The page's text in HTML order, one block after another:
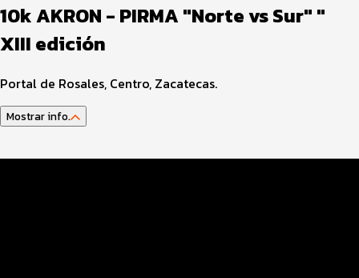
10k AKRON - PIRMA "Norte vs Sur" "
XIII edición
Portal de Rosales, Centro, Zacatecas.
Mostrar info.